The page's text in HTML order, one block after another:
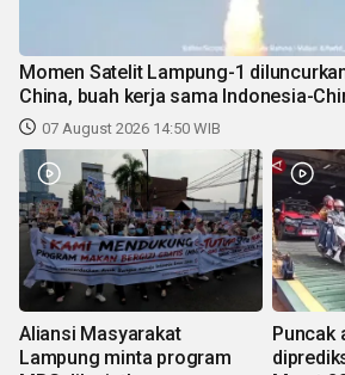
Momen Satelit Lampung-1
China, buah kerja sama Indonesia-
07 August 2026 14:50 WIB
Aliansi Masyarakat
Lampung minta program
Puncak